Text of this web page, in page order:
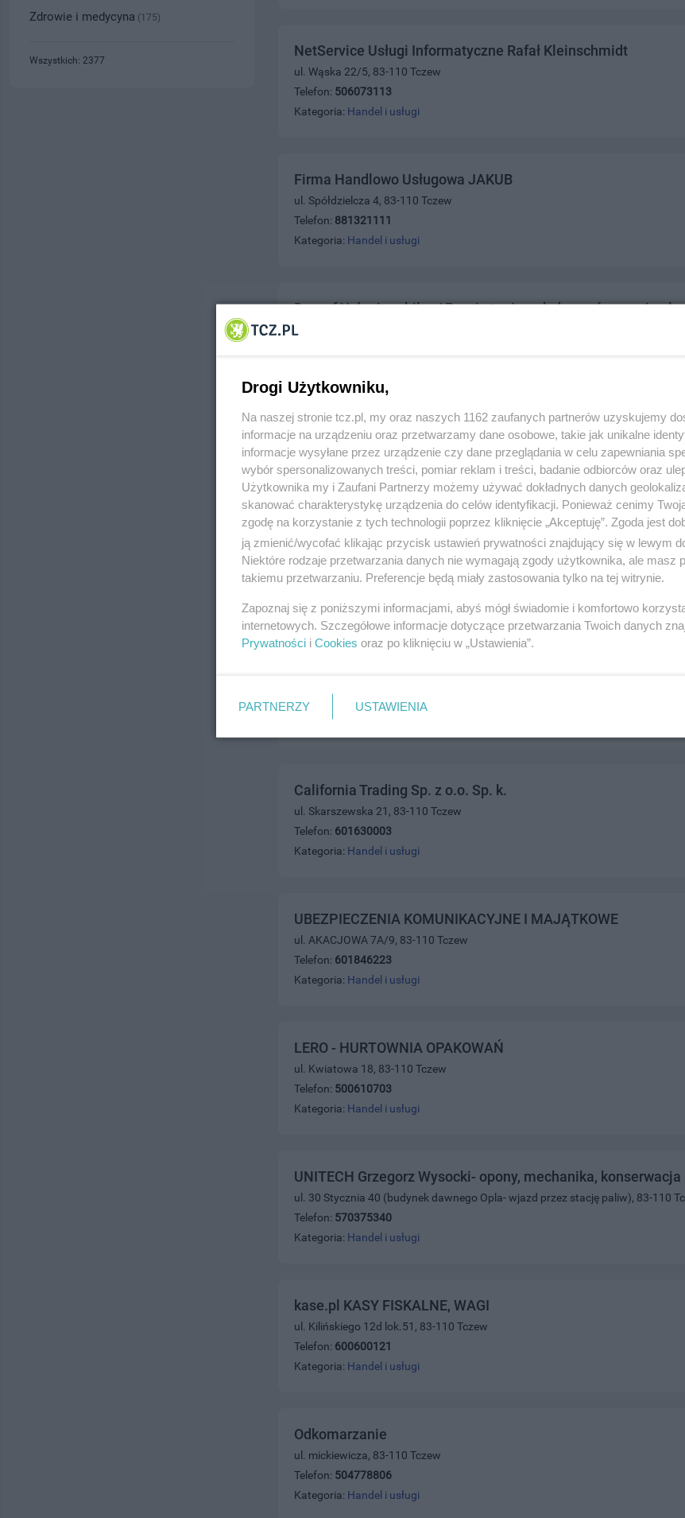
NetService Usługi Informatyczne Rafał Kleinschmidt
ul. Wąska 22/5, 83-110 Tczew
Telefon: 506073113
Kategoria: Handel i usługi
Firma Handlowo Usługowa JAKUB
ul. Spółdzielcza 4, 83-110 Tczew
Telefon: 881321111
Kategoria: Handel i usługi
Daprof Usługi mobilne/ Pranie tapicerek,dywanów, mycie
ul. Tczew i okolice, 83-110 Tczew
MF Akcesoria
ul. Jagiellońska 55, 83-110 Tczew
Telefon:884809506,884809507
Kategoria:
Handel i usługi
Telefon:
607985000
Kategoria:
California Trading Sp. z o.o. Sp. k.
ul. Skarszewska 21, 83-110 Tczew
Telefon: 601630003
Kategoria: Handel i usługi
UBEZPIECZENIA KOMUNIKACYJNE I MAJĄTKOWE
ul. AKACJOWA 7A/9, 83-110 Tczew
Telefon: 601846223
Kategoria: Handel i usługi
LERO - HURTOWNIA OPAKOWAŃ
ul. Kwiatowa 18, 83-110 Tczew
Telefon: 500610703
Kategoria: Handel i usługi
UNITECH Grzegorz Wysocki- opony, mechanika, konserwacja
ul. 30 Stycznia 40 (budynek dawnego Opla- wjazd przez stację paliw), 83-110
Telefon: 570375340
Kategoria: Handel i usługi
kase.pl KASY FISKALNE, WAGI
ul. Kilińskiego 12d lok.51, 83-110 Tczew
Telefon: 600600121
Kategoria: Handel i usługi
Odkomarzanie
ul. mickiewicza, 83-110 Tczew
Telefon: 504778806
Kategoria: Handel i usługi
Zdrowie i medycyna (175)
Wszystkich: 2377
Drogi Użytkowniku,
Na naszej stronie tcz.pl, my oraz naszych 1162 zaufanych partnerów uzyskujemy
informacje na urządzeniu oraz przetwarzamy dane osobowe, takie jak unikalne
informacje wysyłane przez urządzenie czy dane przeglądania w celu zapewniania
wybór spersonalizowanych treści, pomiar reklam i treści, badanie odbiorców oraz
Użytkownika my i Zaufani Partnerzy możemy używać dokładnych danych
skanować charakterystykę urządzenia do celów identyfikacji. Ponieważ cenimy
zgodę na korzystanie z tych technologii poprzez kliknięcie „Akceptuję”. Zgoda jest
ją zmienić/wycofać klikając przycisk ustawień prywatności znajdujący się w lewym
Niektóre rodzaje przetwarzania danych nie wymagają zgody użytkownika, ale masz
takiemu przetwarzaniu. Preferencje będą miały zastosowania tylko na tej witrynie.
Zapoznaj się z poniższymi informacjami, abyś mógł świadomie i komfortowo
internetowych. Szczegółowe informacje dotyczące przetwarzania Twoich danych
Prywatności i Cookies oraz po kliknięciu w „Ustawienia”.
PARTNERZY USTAWIENIA